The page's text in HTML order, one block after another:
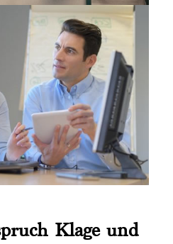
Klage und